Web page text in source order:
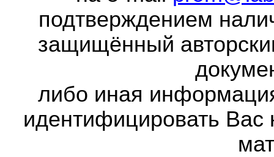
подтверждением
защищённый
либо иная
идентифицировать Вас